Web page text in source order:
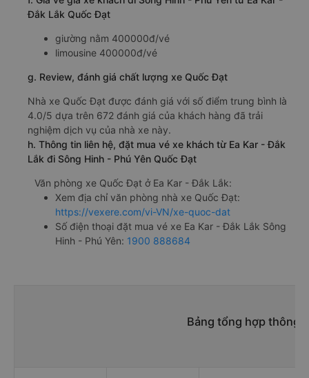
Đắk Lắk Quốc Đạt
giường nằm 400000đ/vé
limousine 400000đ/vé
g. Review, đánh giá chất lượng xe Quốc Đạt
Nhà xe Quốc Đạt được đánh giá với số điểm trung bình là
4.0/5 dựa trên 672 đánh giá của khách hàng đã trải
nghiệm dịch vụ của nhà xe này.
h. Thông tin liên hệ, đặt mua vé xe khách từ Ea Kar - Đắk
Lắk đi Sông Hinh - Phú Yên Quốc Đạt
Văn phòng xe Quốc Đạt ở Ea Kar - Đắk Lắk:
Xem địa chỉ văn phòng nhà xe Quốc Đạt:
https://vexere.com/vi-VN/xe-quoc-dat
Số điện thoại đặt mua vé xe Ea Kar - Đắk Lắk Sông
Hinh - Phú Yên: 1900 888684
Bảng tổng hợp thông